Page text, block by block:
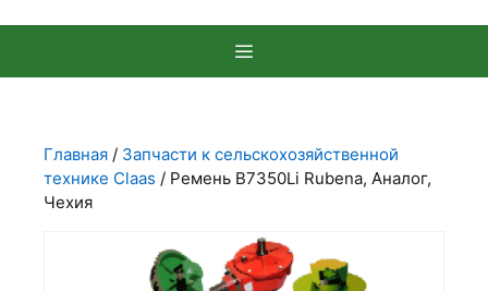
Главная / Запчасти к сельскохозяйственной
технике Claas / Ремень В7350Li Rubena, Аналог,
Чехия